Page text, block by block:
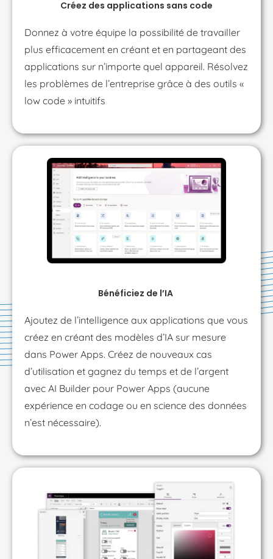
Créez des applications sans code
Donnez à votre équipe la possibilité de travailler
plus efficacement en créant et en partageant des
applications sur n’importe quel appareil. Résolvez
les problèmes de l’entreprise grâce à des outils «
low code » intuitifs
Bénéficiez de l’IA
Ajoutez de l’intelligence aux applications que vous
créez en créant des modèles d’IA sur mesure
dans Power Apps. Créez de nouveaux cas
d’utilisation et gagnez du temps et de l’argent
avec AI Builder pour Power Apps (aucune
expérience en codage ou en science des données
n’est nécessaire).